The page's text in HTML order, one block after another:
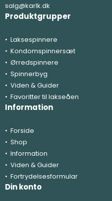
salg@karlk.dk
Produktgrupper
Laksespinnere
Kondomspinnersæt
Ørredspinnere
Spinnerbyg
Viden & Guider
Favoritter til lakseåen
Information
Forside
Shop
Information
Viden & Guider
Fortrydelsesformular
Din konto